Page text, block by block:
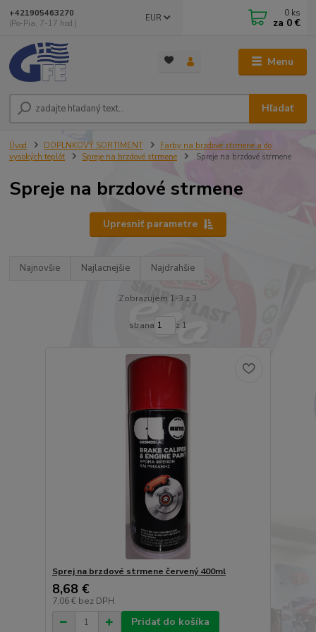
Menu
EUR
Hľadať
+421905463270
(Po-Pia, 7-17 hod.)
0 ks
za 0 €
Úvod DOPLNKOVÝ SORTIMENT
Farby na brzdové strmene a do
vysokých teplôt
Spreje na brzdové strmene Spreje na brzdové strmene
Spreje na brzdové strmene
Upresniť parametre
Najnovšie Najlacnejšie Najdrahšie
Zobrazujem 1-3 z 3
strana z 1
Sprej na brzdové strmene červený 400ml
8,68 €
7,06 € bez DPH
Pridať do košíka